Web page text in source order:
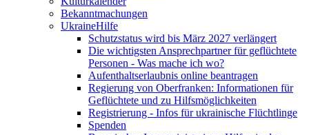
Bekanntmachungen
UkraineHilfe
Schutzstatus wird bis März 2027 verlängert
Die wichtigsten Ansprechpartner für geflüchtete
Personen - Was mache ich wo?
Aufenthaltserlaubnis online beantragen
Regierung von Oberfranken: Informationen für
Geflüchtete und zu Hilfsmöglichkeiten
Registrierung - Infos für ukrainische Flüchtlinge
Spenden